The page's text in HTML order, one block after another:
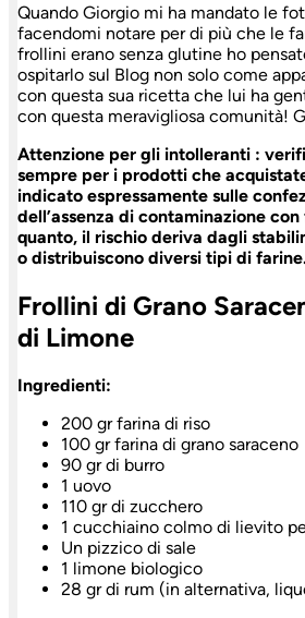
Quando Giorgio mi ha mandato le
facendomi notare per di più che le
frollini erano senza glutine ho
ospitarlo sul Blog non solo come
con questa sua ricetta che lui ha
con questa meravigliosa comunità!
Attenzione per gli intolleranti :
sempre per i prodotti che
indicato espressamente sulle
dell’assenza di contaminazione
quanto, il rischio deriva dagli
o distribuiscono diversi tipi di
Frollini di Grano
di Limone
Ingredienti:
200 gr farina di riso
100 gr farina di grano saraceno
90 gr di burro
1 uovo
110 gr di zucchero
1 cucchiaino colmo di lievito
Un pizzico di sale
1 limone biologico
28 gr di rum (in alternativa,